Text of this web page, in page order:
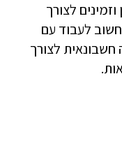
לצורך
לעבוד עם
לצורך